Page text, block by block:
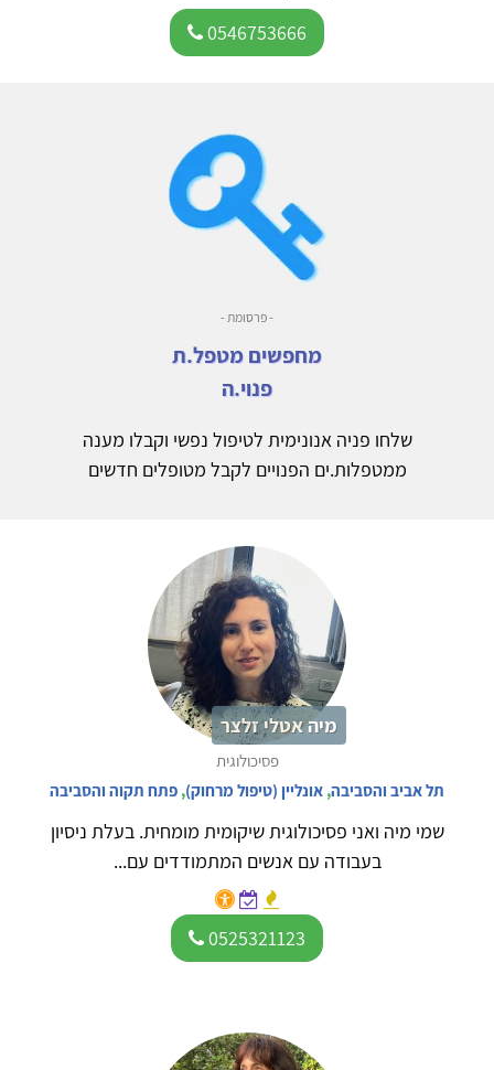
0546753666
- פרסומת -
מחפשים מטפל.ת
פנוי.ה
שלחו פניה אנונימית לטיפול נפשי וקבלו מענה
ממטפלות.ים הפנויים לקבל מטופלים חדשים
מיה אטלי זלצר
פסיכולוגית
תל אביב והסביבה, אונליין (טיפול מרחוק), פתח תקוה והסביבה
שמי מיה ואני פסיכולוגית שיקומית מומחית. בעלת ניסיון
בעבודה עם אנשים המתמודדים עם...
0525321123